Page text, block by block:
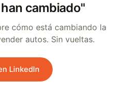
cambiado"
cómo está cambiando la
autos. Sin vueltas.
LinkedIn